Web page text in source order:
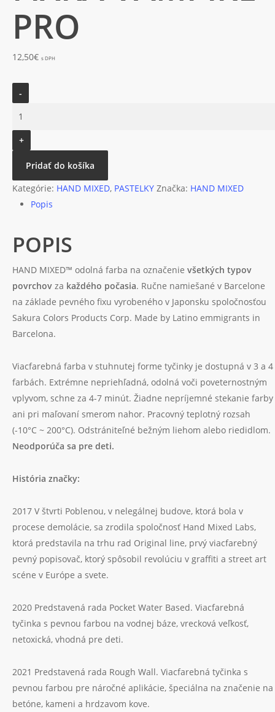
PRO
12,50€ s DPH
Handmixed
PRO
Pridať do košíka
Kategórie: HAND MIXED, PASTELKY Značka: HAND MIXED
Popis
POPIS
HAND MIXED™ odolná farba na označenie všetkých typov
povrchov za každého počasia. Ručne namiešané v Barcelone
na základe pevného fixu vyrobeného v Japonsku spoločnosťou
Sakura Colors Products Corp. Made by Latino emmigrants in
Barcelona.
Viacfarebná farba v stuhnutej forme tyčinky je dostupná v 3 a 4
farbách. Extrémne nepriehľadná, odolná voči poveternostným
vplyvom, schne za 4-7 minút. Žiadne nepríjemné stekanie farby
ani pri maľovaní smerom nahor. Pracovný teplotný rozsah
(-10°C ~ 200°C). Odstrániteľné bežným liehom alebo riedidlom.
Neodporúča sa pre deti.
História značky:
2017 V štvrti Poblenou, v nelegálnej budove, ktorá bola v
procese demolácie, sa zrodila spoločnosť Hand Mixed Labs,
ktorá predstavila na trhu rad Original line, prvý viacfarebný
pevný popisovač, ktorý spôsobil revolúciu v graffiti a street art
scéne v Európe a svete.
2020 Predstavená rada Pocket Water Based. Viacfarebná
tyčinka s pevnou farbou na vodnej báze, vrecková veľkosť,
netoxická, vhodná pre deti.
2021 Predstavená rada Rough Wall. Viacfarebná tyčinka s
pevnou farbou pre náročné aplikácie, špeciálna na značenie na
betóne, kameni a hrdzavom kove.